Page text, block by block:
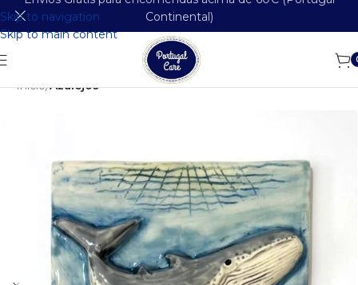
Skip to navigation
Skip to main content
Continental)
Início Azulejos